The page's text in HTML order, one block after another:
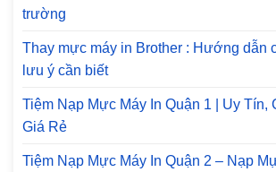
trường
Thay mực máy in Brother : Hướng dẫn
lưu ý cần biết
Tiệm Nạp Mực Máy In Quận 1 | Uy Tín,
Giá Rẻ
Tiệm Nạp Mực Máy In Quận 2 – Nạp